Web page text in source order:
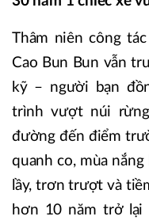
Thâm niên công
Cao Bun Bun vẫn
kỹ – người bạn
trình vượt núi
đường đến điểm
quanh co, mùa
lầy, trơn trượt và
hơn 10 năm trở lại